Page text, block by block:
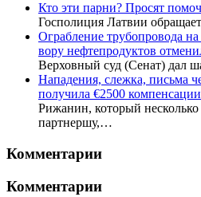
Кто эти парни? Просят
Госполиция Латвии
Ограбление трубопровода
вору нефтепродуктов
Верховный суд (Сенат) дал
Нападения, слежка, письма
получила €2500 компенсации
Рижанин, который
партнершу,…
Комментарии
Комментарии